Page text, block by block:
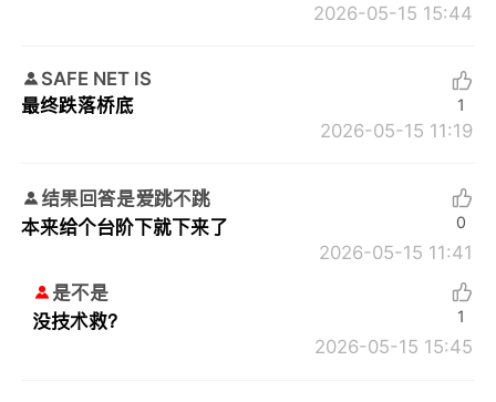
2026-05-15 15:44
SAFE NET IS
最终跌落桥底
2026-05-15 11:19
1
结果回答是爱跳不跳
本来给个台阶下就下来了
2026-05-15 11:41
0
是不是
没技术救？
2026-05-15 15:45
1